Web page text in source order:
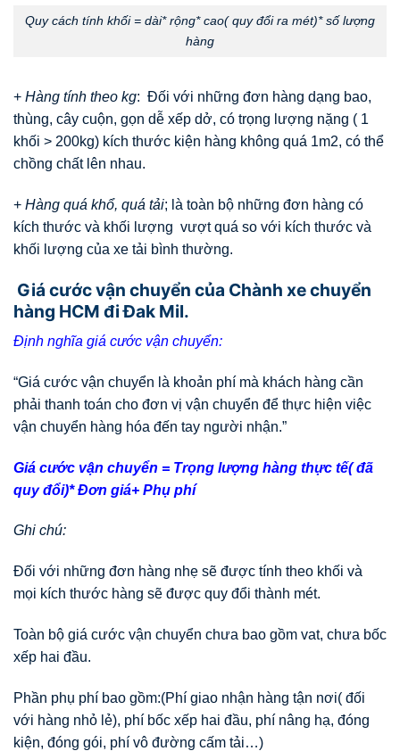
Quy cách tính khối = dài* rộng* cao( quy đổi ra mét)* số lượng
hàng
+ Hàng tính theo kg: Đối với những đơn hàng dạng bao,
thùng, cây cuộn, gọn dễ xếp dở, có trọng lượng nặng ( 1
khối > 200kg) kích thước kiện hàng không quá 1m2, có thể
chồng chất lên nhau.
+ Hàng quá khổ, quá tải; là toàn bộ những đơn hàng có
kích thước và khối lượng vượt quá so với kích thước và
khối lượng của xe tải bình thường.
Giá cước vận chuyển của Chành xe chuyển
hàng HCM đi Đak Mil.
Định nghĩa giá cước vận chuyển:
“Giá cước vận chuyển là khoản phí mà khách hàng cần
phải thanh toán cho đơn vị vận chuyển để thực hiện việc
vận chuyển hàng hóa đến tay người nhận.”
Giá cước vận chuyển = Trọng lượng hàng thực tế( đã
quy đổi)* Đơn giá+ Phụ phí
Ghi chú:
Đối với những đơn hàng nhẹ sẽ được tính theo khối và
mọi kích thước hàng sẽ được quy đổi thành mét.
Toàn bộ giá cước vận chuyển chưa bao gồm vat, chưa bốc
xếp hai đầu.
Phần phụ phí bao gồm:(Phí giao nhận hàng tận nơi( đối
với hàng nhỏ lẻ), phí bốc xếp hai đầu, phí nâng hạ, đóng
kiện, đóng gói, phí vô đường cấm tải…)